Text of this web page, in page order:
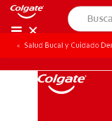
Salud Bucal y Cuidado